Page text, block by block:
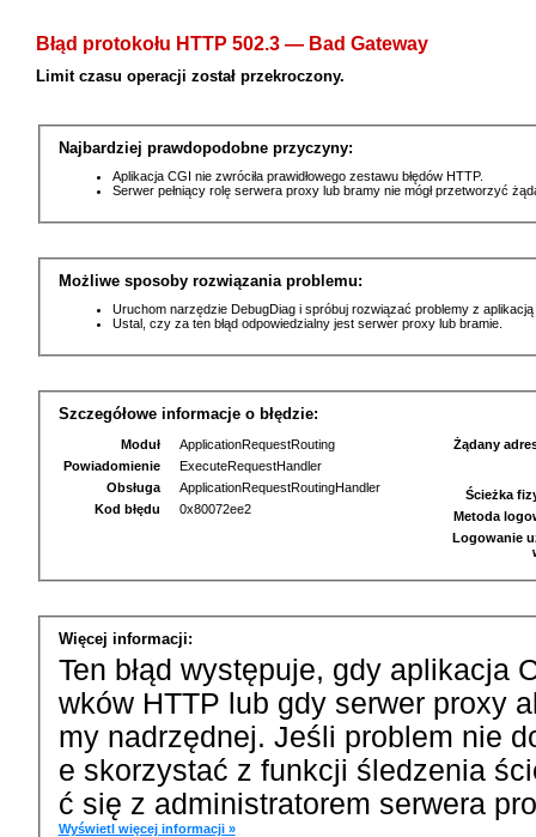
Błąd protokołu HTTP 502.3 — Bad Gateway
Limit czasu operacji został przekroczony.
Najbardziej prawdopodobne przyczyny:
Aplikacja CGI nie zwróciła prawidłowego zestawu błędów HTTP.
Serwer pełniący rolę serwera proxy lub bramy nie mógł przetworzyć
Możliwe sposoby rozwiązania problemu:
Uruchom narzędzie DebugDiag i spróbuj rozwiązać problemy z
Ustal, czy za ten błąd odpowiedzialny jest serwer proxy lub bramie.
Szczegółowe informacje o błędzie:
Moduł
ApplicationRequestRouting
Powiadomienie
ExecuteRequestHandler
Obsługa
ApplicationRequestRoutingHandler
Kod błędu
0x80072ee2
Żądany
Ścieżka
Metoda
Logowanie
Więcej informacji:
Ten błąd występuje, gdy aplikacja
wków HTTP lub gdy serwer proxy
my nadrzędnej. Jeśli problem nie
e skorzystać z funkcji śledzenia
ć się z administratorem serwera
Wyświetl więcej informacji »